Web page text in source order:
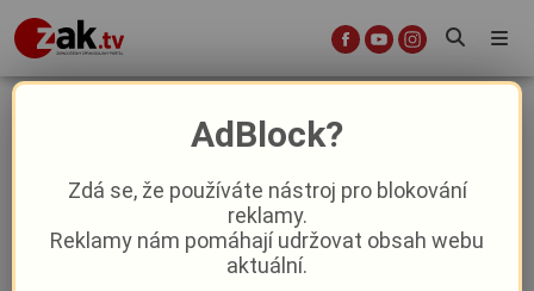
Co se o víkendu chystá v regionu?
Kultura
Peggy Kýrová–20. 10. 2023|04:42
AdBlock?
Zdá se, že používáte nástroj pro blokování
reklamy.
Reklamy nám pomáhají udržovat obsah webu
aktuální.